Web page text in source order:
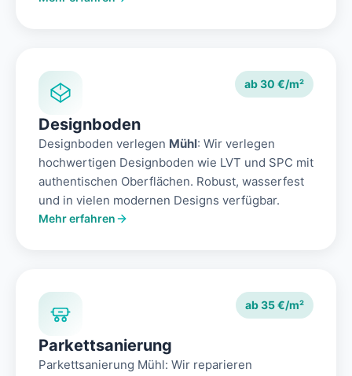
ab 30 €/m²
Designboden
Designboden verlegen Mühl: Wir verlegen
hochwertigen Designboden wie LVT und SPC mit
authentischen Oberflächen. Robust, wasserfest
und in vielen modernen Designs verfügbar.
Mehr erfahren
ab 35 €/m²
Parkettsanierung
Parkettsanierung Mühl: Wir reparieren